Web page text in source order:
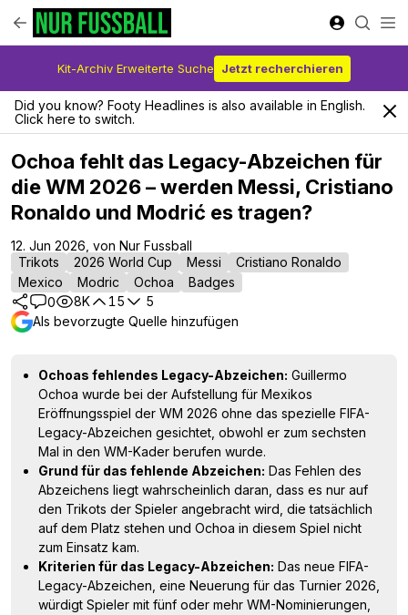
Kit-Archiv Erweiterte Suche Jetzt recherchieren
Did you know? Footy Headlines is also available in English.
Click here to switch.
Ochoa fehlt das Legacy-Abzeichen für
die WM 2026 – werden Messi, Cristiano
Ronaldo und Modrić es tragen?
12. Jun 2026, von Nur Fussball
Trikots
2026 World Cup Messi
Cristiano Ronaldo
Mexico
Modric Ochoa
Badges
0
8K 15
5
Als bevorzugte Quelle hinzufügen
Ochoas fehlendes Legacy-Abzeichen: Guillermo
Ochoa wurde bei der Aufstellung für Mexikos
Eröffnungsspiel der WM 2026 ohne das spezielle FIFA-
Legacy-Abzeichen gesichtet, obwohl er zum sechsten
Mal in den WM-Kader berufen wurde.
Grund für das fehlende Abzeichen: Das Fehlen des
Abzeichens liegt wahrscheinlich daran, dass es nur auf
den Trikots der Spieler angebracht wird, die tatsächlich
auf dem Platz stehen und Ochoa in diesem Spiel nicht
zum Einsatz kam.
Kriterien für das Legacy-Abzeichen: Das neue FIFA-
Legacy-Abzeichen, eine Neuerung für das Turnier 2026,
würdigt Spieler mit fünf oder mehr WM-Nominierungen,